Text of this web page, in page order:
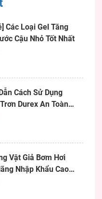
Các Loại Gel Tăng
Cậu Nhỏ Tốt Nhất
Cách Sử Dụng
Durex An Toàn
Vật Giả Bơm Hơi
Nhập Khẩu Cao